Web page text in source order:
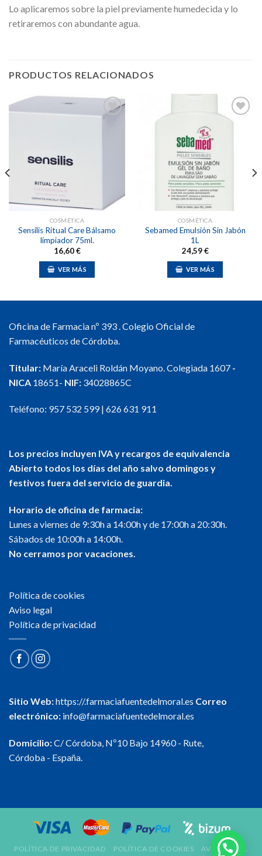
Lo aplicaremos sobre la piel previamente humedecida y lo
retiraremos con abundante agua.
PRODUCTOS RELACIONADOS
COSMÉTICA
Sensilis Ritual Care Bálsamo
limpiador 75ml.
16,60€
VER MÁS
COSMÉTICA
Sebamed Emulsión Sin Jabón
1L
24,59€
VER MÁS
Oficina de Farmacia nº 393 . Colegio Oficial de
Farmacéuticos de Córdoba.
Titular: María Araceli Roldán Moyano. Colegiada 1607 -
NICA 18651- NIF: 34028865C
Teléfono: 957 532 599| 626 631 911
Los precios incluyen IVA y recargos de equivalencia
Abierto todos los días del año salvo domingos y
festivos fuera del servicio de guardia.
Horario de oficina de farmacia:
Lunes a viernes de 9:30h a 14:00h y de 17:00h a 20:30h.
Sábados de 10:00h a 14:00h.
No cerramos por vacaciones.
Política de cookies
Aviso legal
Política de privacidad
Sitio Web:https://.farmaciafuentedelmoral.es Correo
electrónico: info@farmaciafuentedelmoral.es
Domicilio:C/ Córdoba, Nº10 Bajo 14960 - Rute,
Córdoba - España.
POLÍTICA DE PRIVACIDAD POLÍTICA DE COOKIES AVISO LEGAL